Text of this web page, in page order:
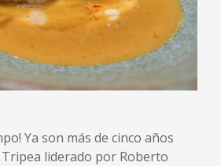
Ya son más de cinco años
liderado por Roberto